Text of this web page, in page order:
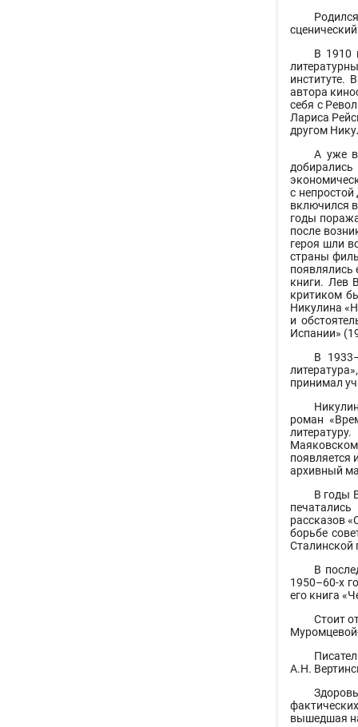
В 1910
институте.
автора
себя с
Лариса
другом
А уже в
с
включился
годы
после
героя шли
страны
появлялись
книги. Лев
критиком
Никулина
и
Испании»
В
принимал
роман
появляется
архивный
В годы
рассказов
борьбе
Сталинской
В
1950–60-х
его книга
Стоит
А.Н.
вышедшая